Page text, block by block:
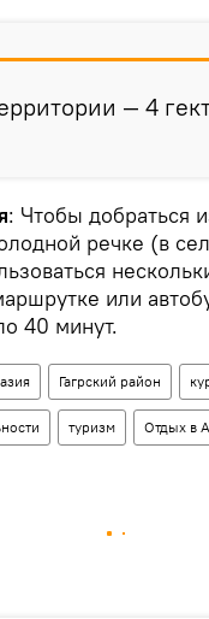
— 4
: Чтобы добраться
речке (в
или
40 минут.
Гагрский район
туризм Отдых в